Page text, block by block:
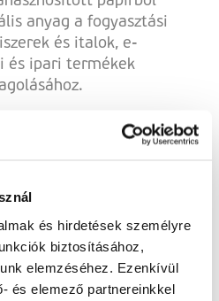
és hirdetések személyre
biztosításához,
elemzéséhez. Ezenkívül
és elemező partnereinkkel
anyag a fogyasztási
és italok, e-
és ipari termékek